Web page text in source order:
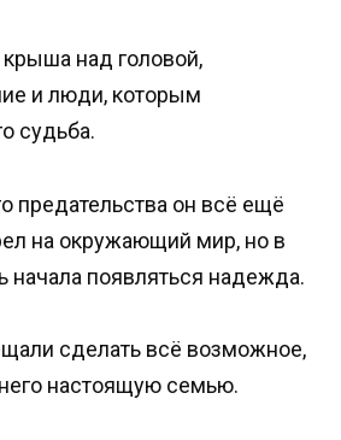
над головой,
и люди, которым
судьба.
предательства он всё ещё
на окружающий мир, но в
начала появляться надежда.
сделать всё возможное,
настоящую семью.